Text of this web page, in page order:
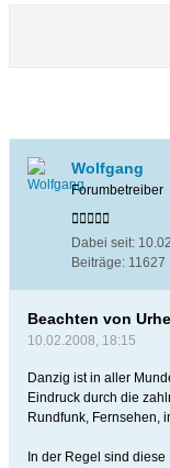
Wolfgang
Forumbetreiber
Dabei seit:
Beiträge: 11627
Beachten von
10.02.2008, 18:15
Danzig ist in aller
Eindruck durch die
Rundfunk, Fernsehen,
In der Regel sind diese